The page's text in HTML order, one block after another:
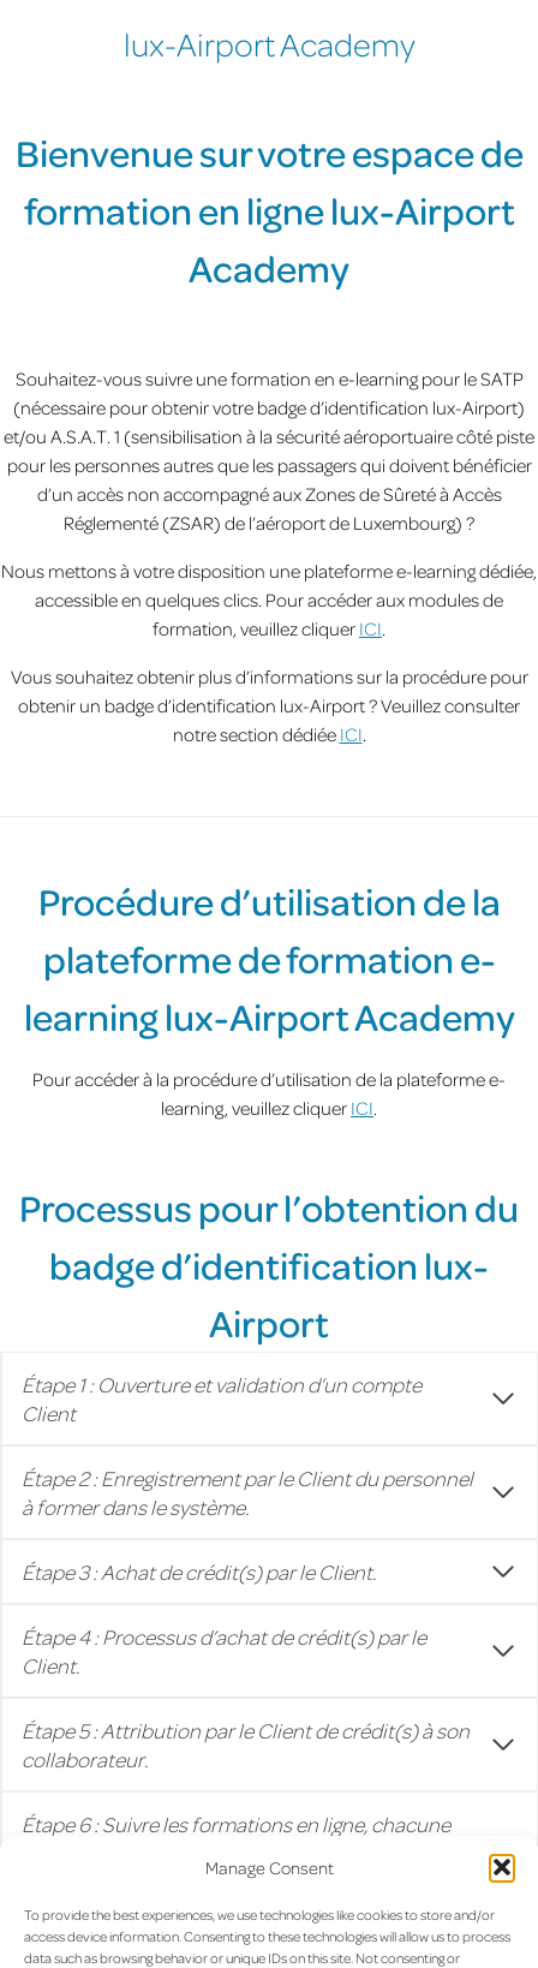
Manage Consent
To provide the best experiences, we use technologies like cookies to store and/or
access device information. Consenting to these technologies will allow us to process
data such as browsing behavior or unique IDs on this site. Not consenting or
lux-Airport Academy
Bienvenue sur votre espace de
formation en ligne lux-Airport
Academy
Souhaitez-vous suivre une formation en e-learning pour le SATP
(nécessaire pour obtenir votre badge d’identification lux-Airport)
et/ou A.S.A.T. 1 (sensibilisation à la sécurité aéroportuaire côté piste
pour les personnes autres que les passagers qui doivent bénéficier
d’un accès non accompagné aux Zones de Sûreté à Accès
Réglementé (ZSAR) de l’aéroport de Luxembourg) ?
Nous mettons à votre disposition une plateforme e-learning dédiée,
accessible en quelques clics. Pour accéder aux modules de
formation, veuillez cliquer ICI.
Vous souhaitez obtenir plus d’informations sur la procédure pour
obtenir un badge d’identification lux-Airport ? Veuillez consulter
notre section dédiée ICI.
Procédure d’utilisation de la
plateforme de formation e-
learning lux-Airport Academy
Pour accéder à la procédure d’utilisation de la plateforme e-
learning, veuillez cliquer ICI.
Processus pour l’obtention du
badge d’identification lux-
Airport
Étape 1 : Ouverture et validation d’un compte
Client
Étape 2 : Enregistrement par le Client du personnel
à former dans le système.
Étape 3 : Achat de crédit(s) par le Client.
Étape 4 : Processus d’achat de crédit(s) par le
Client.
Étape 5 : Attribution par le Client de crédit(s) à son
collaborateur.
Étape 6 : Suivre les formations en ligne, chacune